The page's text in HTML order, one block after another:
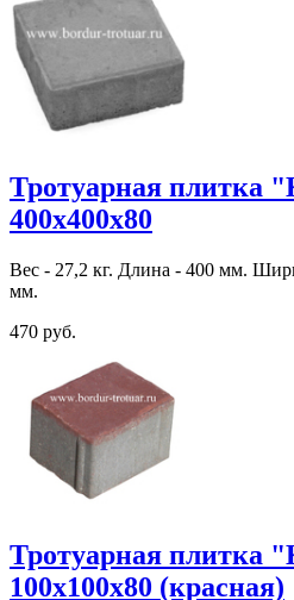
Тротуарная плитка
400х400х80
Вес - 27,2 кг. Длина - 400 мм.
мм.
470 руб.
Тротуарная плитка
100х100х80 (красная)